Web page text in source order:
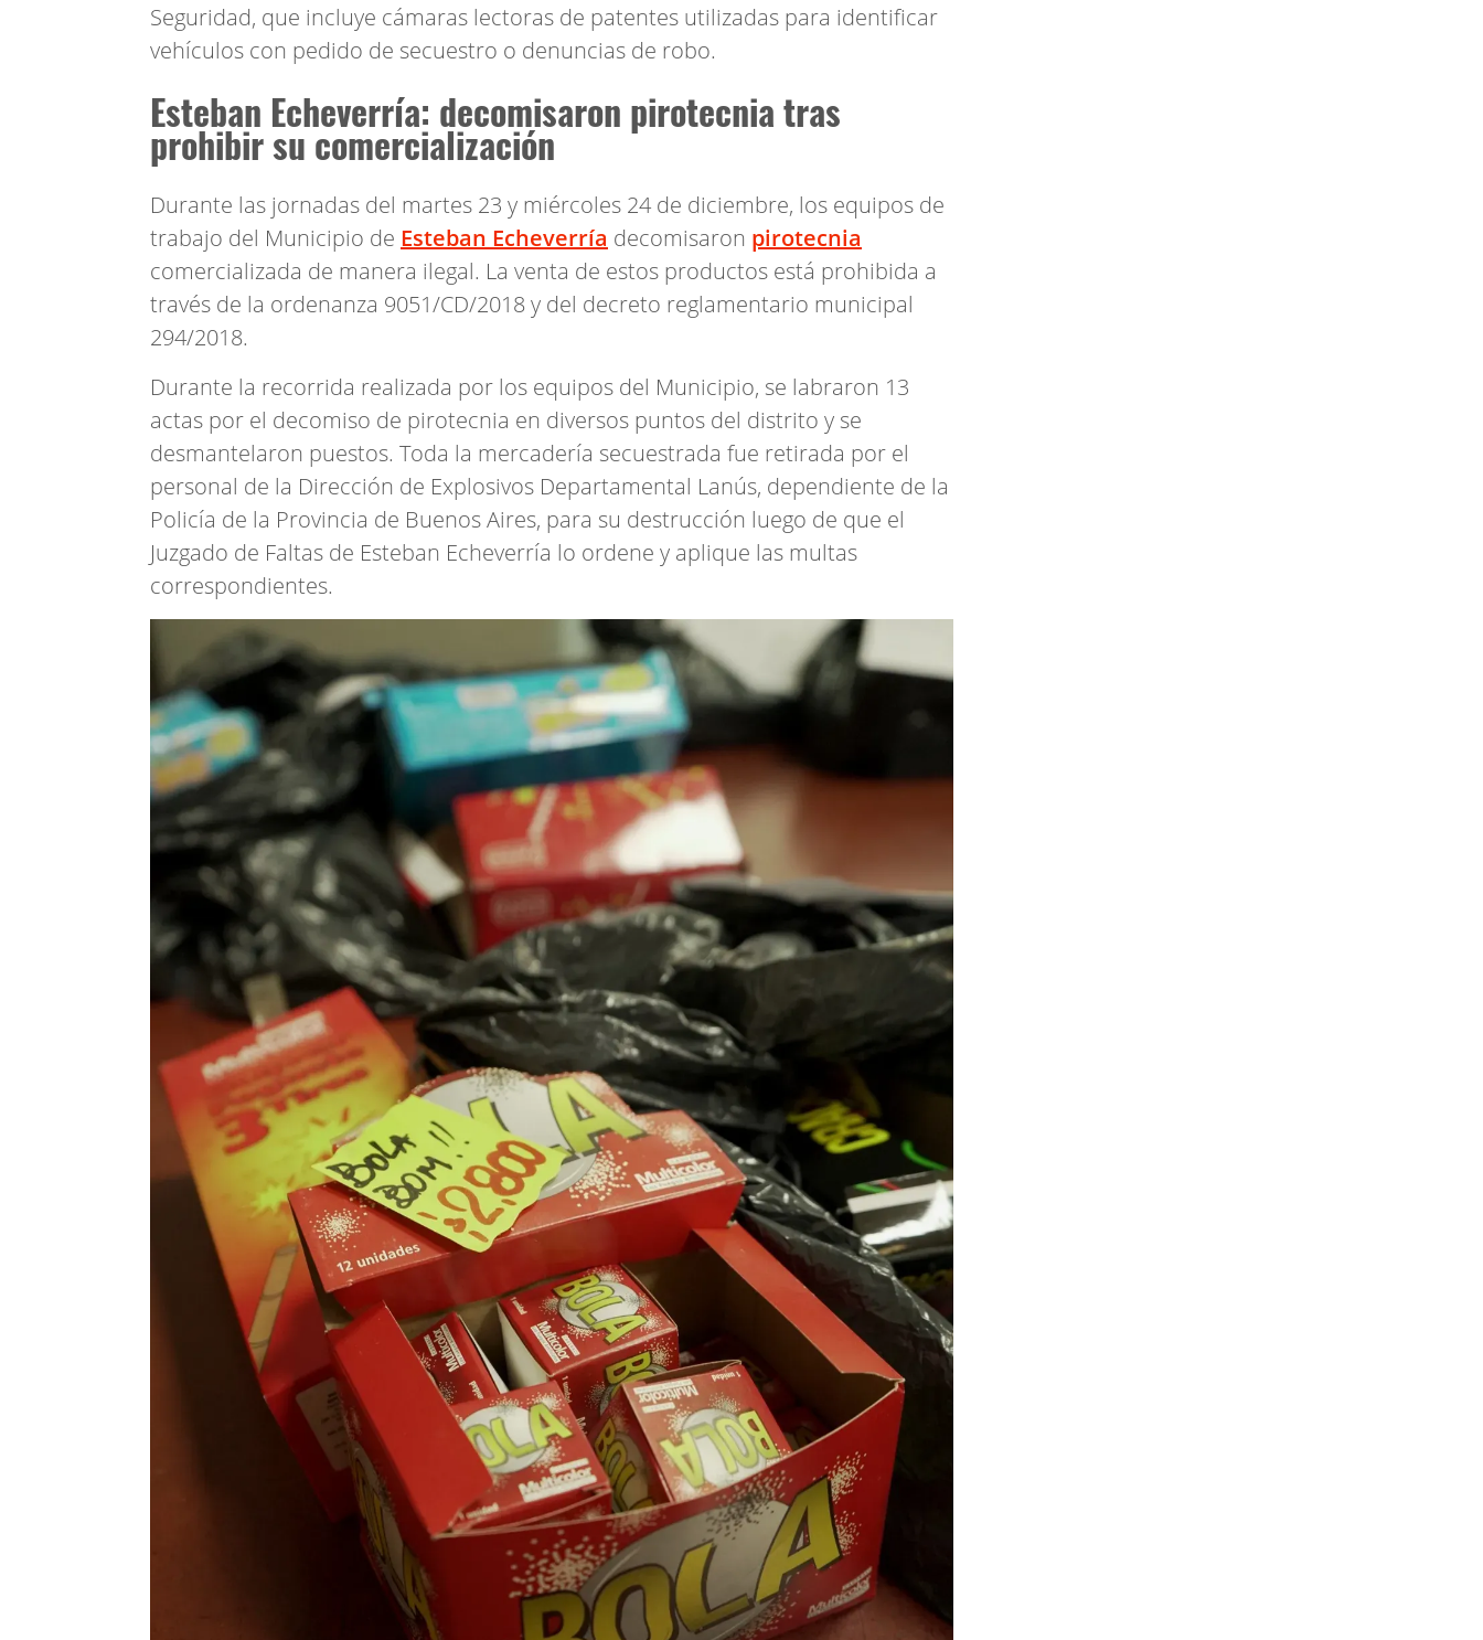
Seguridad, que incluye cámaras lectoras de patentes utilizadas para identificar
vehículos con pedido de secuestro o denuncias de robo.
Esteban Echeverría: decomisaron pirotecnia tras
prohibir su comercialización
Durante las jornadas del martes 23 y miércoles 24 de diciembre, los equipos de
trabajo del Municipio de Esteban Echeverría decomisaron pirotecnia
comercializada de manera ilegal. La venta de estos productos está prohibida a
través de la ordenanza 9051/CD/2018 y del decreto reglamentario municipal
294/2018.
Durante la recorrida realizada por los equipos del Municipio, se labraron 13
actas por el decomiso de pirotecnia en diversos puntos del distrito y se
desmantelaron puestos. Toda la mercadería secuestrada fue retirada por el
personal de la Dirección de Explosivos Departamental Lanús, dependiente de la
Policía de la Provincia de Buenos Aires, para su destrucción luego de que el
Juzgado de Faltas de Esteban Echeverría lo ordene y aplique las multas
correspondientes.